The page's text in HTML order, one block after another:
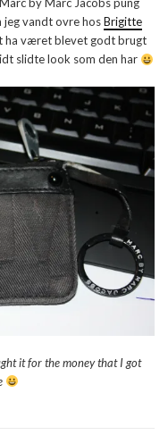
by Marc Jacobs pung
jeg vandt ovre hosBrigitte
ha været blevet godt brugt
slidte look som den har
it for the money that I got